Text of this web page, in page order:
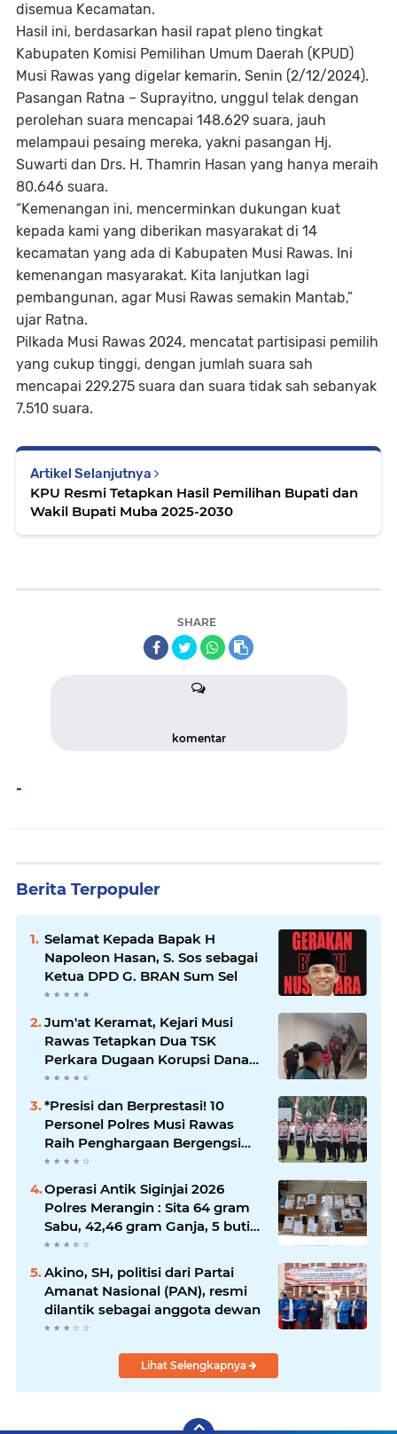
disemua Kecamatan.
Hasil ini, berdasarkan hasil rapat pleno tingkat
Kabupaten Komisi Pemilihan Umum Daerah (KPUD)
Musi Rawas yang digelar kemarin, Senin (2/12/2024).
Pasangan Ratna – Suprayitno, unggul telak dengan
perolehan suara mencapai 148.629 suara, jauh
melampaui pesaing mereka, yakni pasangan Hj.
Suwarti dan Drs. H. Thamrin Hasan yang hanya meraih
80.646 suara.
“Kemenangan ini, mencerminkan dukungan kuat
kepada kami yang diberikan masyarakat di 14
kecamatan yang ada di Kabupaten Musi Rawas. Ini
kemenangan masyarakat. Kita lanjutkan lagi
pembangunan, agar Musi Rawas semakin Mantab,”
ujar Ratna.
Pilkada Musi Rawas 2024, mencatat partisipasi pemilih
yang cukup tinggi, dengan jumlah suara sah
mencapai 229.275 suara dan suara tidak sah sebanyak
7.510 suara.
Artikel Selanjutnya
KPU Resmi Tetapkan Hasil Pemilihan Bupati dan
Wakil Bupati Muba 2025-2030
SHARE
komentar
-
Berita Terpopuler
Selamat Kepada Bapak H
Napoleon Hasan, S. Sos sebagai
Ketua DPD G. BRAN Sum Sel
Jum'at Keramat, Kejari Musi
Rawas Tetapkan Dua TSK
Perkara Dugaan Korupsi Dana
Peremajaan PSR
*Presisi dan Berprestasi! 10
Personel Polres Musi Rawas
Raih Penghargaan Bergengsi
dari Kapolda Sumsel*
Operasi Antik Siginjai 2026
Polres Merangin : Sita 64 gram
Sabu, 42,46 gram Ganja, 5 butir
extasi, dan Amankan 21 Orang
Tersangka
Akino, SH, politisi dari Partai
Amanat Nasional (PAN), resmi
dilantik sebagai anggota dewan
Lihat Selengkapnya